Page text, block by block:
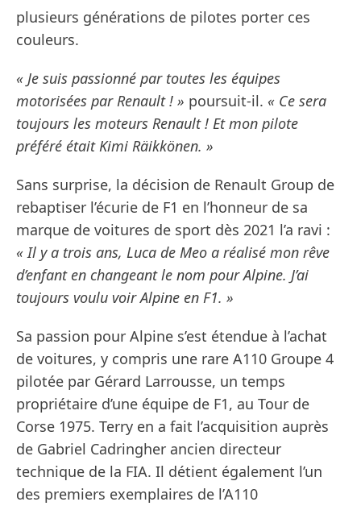
plusieurs générations de pilotes porter ces
couleurs.
« Je suis passionné par toutes les équipes
motorisées par Renault ! » poursuit-il. « Ce sera
toujours les moteurs Renault ! Et mon pilote
préféré était Kimi Räikkönen. »
Sans surprise, la décision de Renault Group de
rebaptiser l’écurie de F1 en l’honneur de sa
marque de voitures de sport dès 2021 l’a ravi :
« Il y a trois ans, Luca de Meo a réalisé mon rêve
d’enfant en changeant le nom pour Alpine. J’ai
toujours voulu voir Alpine en F1. »
Sa passion pour Alpine s’est étendue à l’achat
de voitures, y compris une rare A110 Groupe 4
pilotée par Gérard Larrousse, un temps
propriétaire d’une équipe de F1, au Tour de
Corse 1975. Terry en a fait l’acquisition auprès
de Gabriel Cadringher ancien directeur
technique de la FIA. Il détient également l’un
des premiers exemplaires de l’A110